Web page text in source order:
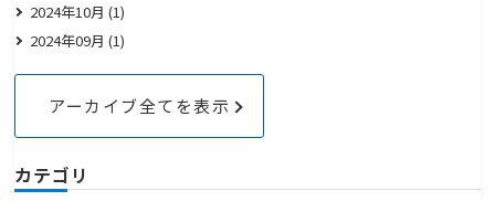
2024年10月 (1)
2024年09月 (1)
アーカイブ全てを表示
カテゴリ